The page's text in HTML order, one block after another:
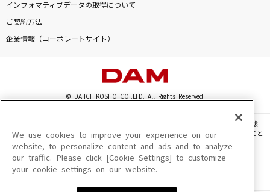
インフォマティブデータの取得について
ご契約方法
企業情報（コーポレートサイト）
© DAIICHIKOSHO CO.,LTD. All Rights Reserved.
このサイトに掲載されている一切の文章・画像・写真・動画・音声等を、手段や形態
を問わず、著作権法の定める範囲を超えて無断で複製、転載、ファイル化などすること
を禁じます。
楽曲及びコンテンツは、機種によりご利用いただけない場合があります。
楽曲及びコンテンツの配信日、配信内容が変更になる場合があります。
We use cookies to improve your experience on our
website, to personalize content and ads and to analyze
our traffic. Please click [Cookie Settings] to customize
your cookie settings on our website.